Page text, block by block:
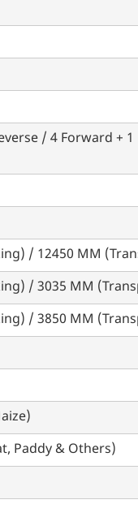
/ 4 Forward + 1
/ 12450 MM
/ 3035 MM
/ 3850 MM
Paddy & Others)
फॉर्म भरे जाना